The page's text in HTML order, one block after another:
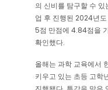
의 신비를 탐구할 수
업 후 진행된 2024년
5점 만점에 4.84점을
확인했다.
올해는 과학 교육에서
키우고 있는 초등 고학